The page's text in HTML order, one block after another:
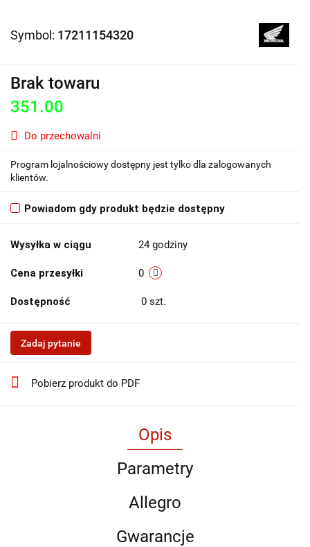
Symbol: 17211154320
Brak towaru
351.00
Do przechowalni
Program lojalnościowy dostępny jest tylko dla zalogowanych
klientów.
Powiadom gdy produkt będzie dostępny
Wysyłka w ciągu 24 godziny
Cena przesyłki 0
Dostępność 0 szt.
Zadaj pytanie
Pobierz produkt do PDF
Opis
Parametry
Allegro
Gwarancje